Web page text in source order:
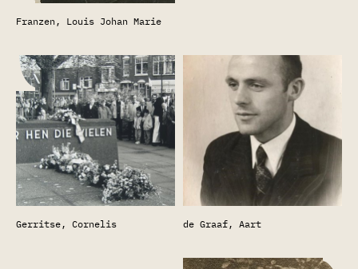
Franzen, Louis Johan Marie
Gerritse, Cornelis de Graaf, Aart